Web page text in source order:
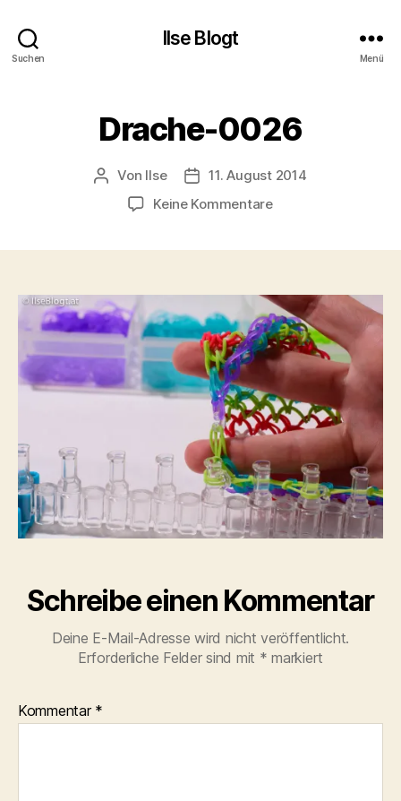
Suchen
Ilse Blogt
Menü
Drache-0026
Beitragsautor
Von Ilse Beitragsdatum
11. August 2014
Keine Kommentarezu
Schreibe einen Kommentar
Deine E-Mail-Adresse wird nicht veröffentlicht.
Erforderliche Felder sind mit * markiert
Kommentar *